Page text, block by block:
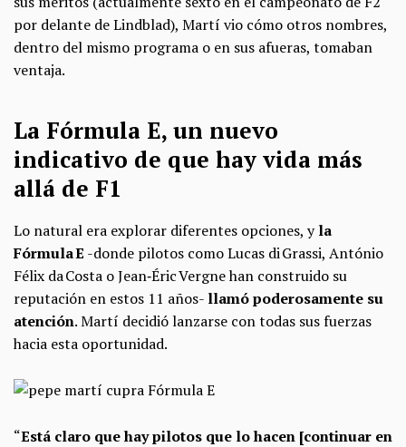
por delante de Lindblad), Martí vio cómo otros nombres,
dentro del mismo programa o en sus afueras, tomaban
ventaja.
La Fórmula E, un nuevo
indicativo de que hay vida más
allá de F1
Lo natural era explorar diferentes opciones, yla
Fórmula E -donde pilotos como Lucas di Grassi, António
Félix da Costa o Jean‑Éric Vergne han construido su
reputación en estos 11 años- llamó poderosamente su
atención. Martí decidió lanzarse con todas sus fuerzas
hacia esta oportunidad.
“Está claro que hay pilotos que lo hacen [continuar en